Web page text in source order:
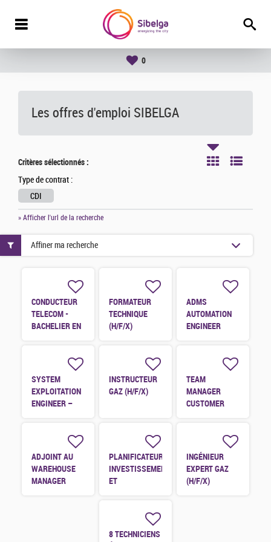
0
Les offres d'emploi SIBELGA
Critères sélectionnés :
Type de contrat :
CDI
» Afficher l'url de la recherche
CONDUCTEUR
TELECOM -
BACHELIER EN
FORMATEUR
TECHNIQUE
(H/F/X)
ADMS
AUTOMATION
ENGINEER
SYSTEM
EXPLOITATION
ENGINEER –
INSTRUCTEUR
GAZ (H/F/X)
TEAM
MANAGER
CUSTOMER
ADJOINT AU
WAREHOUSE
MANAGER
PLANIFICATEUR
INVESTISSEMENT
ET
INGÉNIEUR
EXPERT GAZ
(H/F/X)
8 TECHNICIENS
Affiner ma recherche